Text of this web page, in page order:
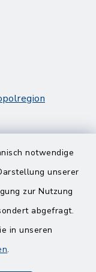
notwendige
unserer
zur Nutzung
abgefragt.
in unseren
.